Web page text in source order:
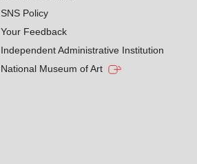
SNS Policy
Your Feedback
Independent Administrative Institution
National Museum of Art